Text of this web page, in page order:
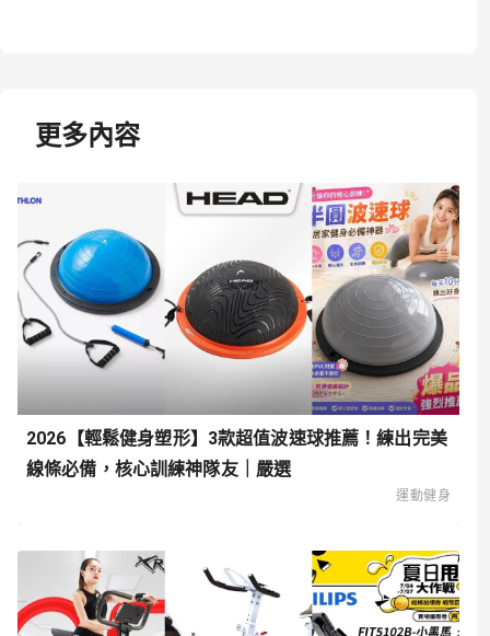
更多內容
2026【輕鬆健身塑形】3款超值波速球推薦！練出完美
線條必備，核心訓練神隊友｜嚴選
運動健身